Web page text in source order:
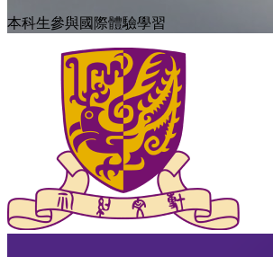
本科生參與國際體驗學習​